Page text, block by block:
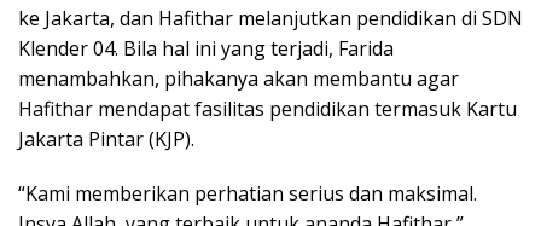
ke Jakarta, dan Hafithar melanjutkan pendidikan di SDN
Klender 04. Bila hal ini yang terjadi, Farida
menambahkan, pihakanya akan membantu agar
Hafithar mendapat fasilitas pendidikan termasuk Kartu
Jakarta Pintar (KJP).
“Kami memberikan perhatian serius dan maksimal.